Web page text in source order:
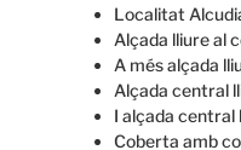
Localitat
Alçada lliure al
A més alçada
Alçada central
I alçada central
Coberta amb